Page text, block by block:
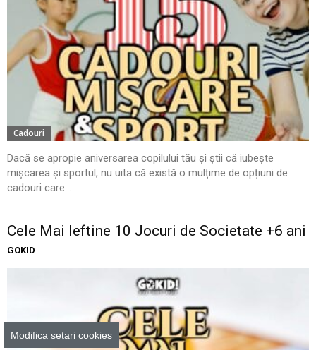
Cadouri
Dacă se apropie aniversarea copilului tău și știi că iubește
mișcarea și sportul, nu uita că există o mulțime de opțiuni de
cadouri care...
Cele Mai Ieftine 10 Jocuri de Societate +6 ani
GOKID
Modifica setari cookies